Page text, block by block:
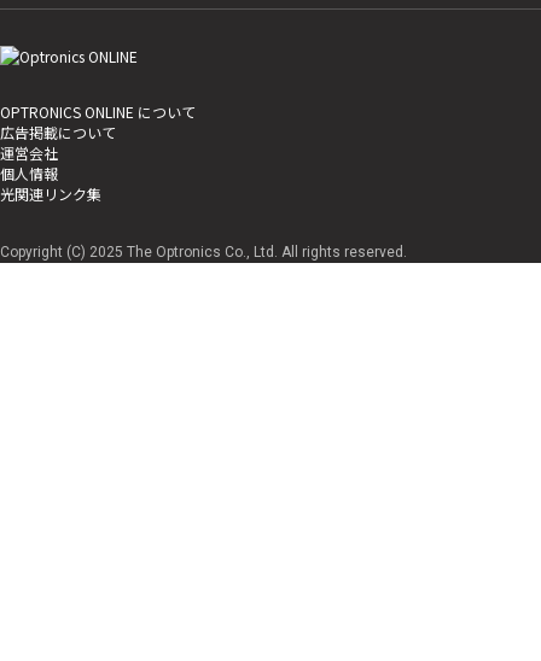
OPTRONICS ONLINE について
広告掲載について
運営会社
個人情報
光関連リンク集
Copyright (C) 2025 The Optronics Co., Ltd. All rights reserved.